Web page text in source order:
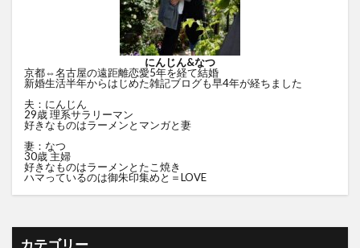
にんじん&なつ
京都⇔名古屋の遠距離恋愛5年を経て結婚
新婚生活半年からはじめた雑記ブログも早4年が経ちました
夫：にんじん
29歳 理系サラリーマン
好きなものはラーメンとマンガと妻
妻：なつ
30歳 主婦
好きなものはラーメンとたこ焼き
ハマっているのは御朱印集めと＝LOVE